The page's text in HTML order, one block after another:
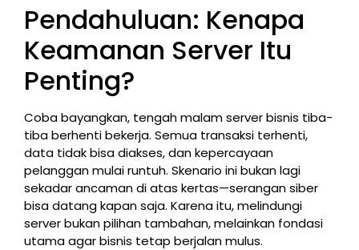
Pendahuluan: Kenapa
Keamanan Server Itu
Penting?
Coba bayangkan, tengah malam server bisnis tiba-
tiba berhenti bekerja. Semua transaksi terhenti,
data tidak bisa diakses, dan kepercayaan
pelanggan mulai runtuh. Skenario ini bukan lagi
sekadar ancaman di atas kertas—serangan siber
bisa datang kapan saja. Karena itu, melindungi
server bukan pilihan tambahan, melainkan fondasi
utama agar bisnis tetap berjalan mulus.